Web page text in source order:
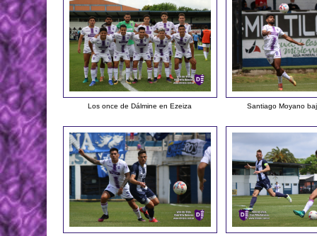
Los once de Dálmine en Ezeiza Santiago Moyano